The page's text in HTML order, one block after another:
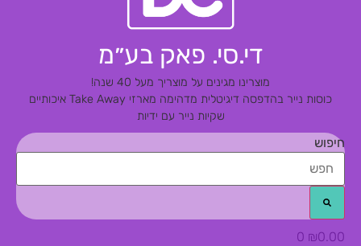
די.סי. פאק בע״מ
מוצרינו מגינים על מוצריך מעל 40 שנה!
כוסות נייר בהדפסה דיגיטלית מדהימהמארזי Take Away איכותיים
שקיות נייר עם ידיות
חיפוש
₪0.00
0